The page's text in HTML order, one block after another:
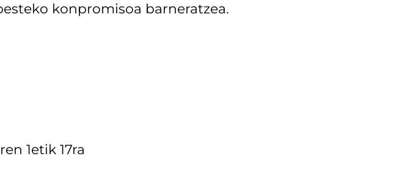
konpromisoa barneratzea.
1etik 17ra